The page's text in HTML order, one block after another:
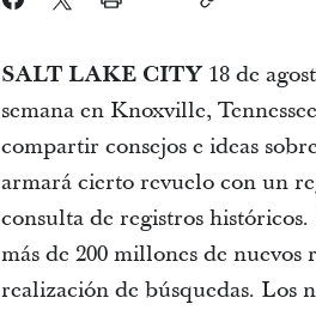
SALT LAKE CITY18 de
semana en Knoxville,
compartir consejos e ideas
armará cierto revuelo con un
consulta de registros
más de 200 millones de
realización de búsquedas. Los